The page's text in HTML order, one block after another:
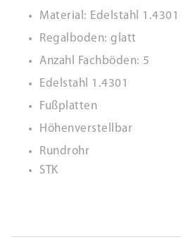
Material: Edelstahl 1.4301
Regalboden: glatt
Anzahl Fachböden: 5
Edelstahl 1.4301
Fußplatten
Höhenverstellbar
Rundrohr
STK